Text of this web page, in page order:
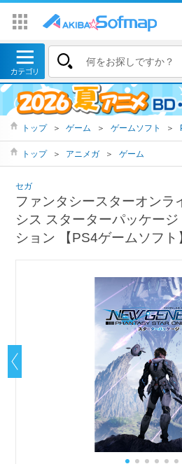
トップ ＞ ゲーム ＞ ゲームソフト ＞
トップ ＞ アニメガ ＞ ゲーム
セガ
ファンタシースターオンラ
シス スターターパッケー
ション 【PS4ゲームソフト